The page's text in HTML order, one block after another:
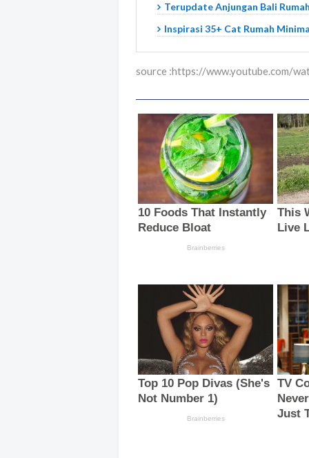
Terupdate Anjungan Bali
Inspirasi 35+ Cat Rumah
source :https://www.youtube.com/